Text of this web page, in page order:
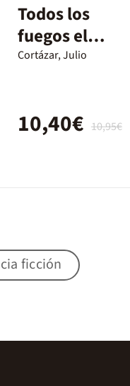
Todos los
fuegos el
fuego
Cortázar, Julio
10,95€
10,40€
ficción